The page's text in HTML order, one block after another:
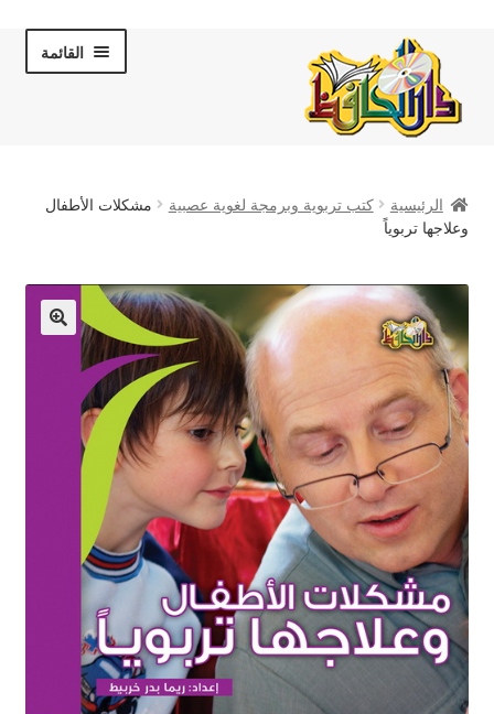
navigation
content
القائمة
عن دار الحافظ
الكتب والقصص
المكتبة المرئية
لقاءات تلفزيونية
فروعنا
اتصل بنا
الرئيسية كتب تربوية وبرمجة لغوية عصبية
مشكلات الأطفال
وعلاجها تربوياً